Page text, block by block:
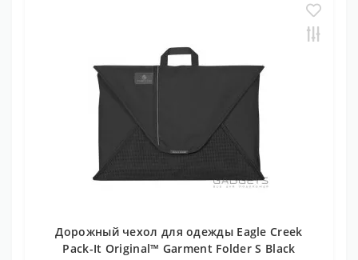
Дорожный чехол для одежды Eagle Creek
Pack-It Original™ Garment Folder S Black